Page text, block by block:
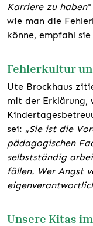
Karriere zu haben"
wie man die
könne, empfahl
Fehlerkultur
Ute Brockhaus
mit der Erklärung,
sei: „Sie ist die
pädagogischen
selbstständig
fällen. Wer Angst
Unsere Kitas